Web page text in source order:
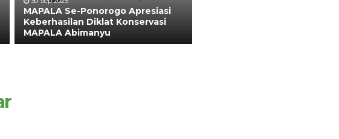
MAPALA Se-Ponorogo Apresiasi
Keberhasilan Diklat Konservasi
MAPALA Abimanyu